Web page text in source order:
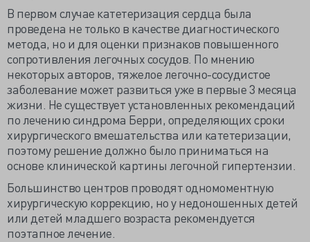
В первом случае катетеризация сердца была
проведена не только в качестве диагностического
метода, но и для оценки признаков повышенного
сопротивления легочных сосудов. По мнению
некоторых авторов, тяжелое легочно-сосудистое
заболевание может развиться уже в первые 3 месяца
жизни. Не существует установленных рекомендаций
по лечению синдрома Берри, определяющих сроки
хирургического вмешательства или катетеризации,
поэтому решение должно было приниматься на
основе клинической картины легочной гипертензии.
Большинство центров проводят одномоментную
хирургическую коррекцию, но у недоношенных детей
или детей младшего возраста рекомендуется
поэтапное лечение.